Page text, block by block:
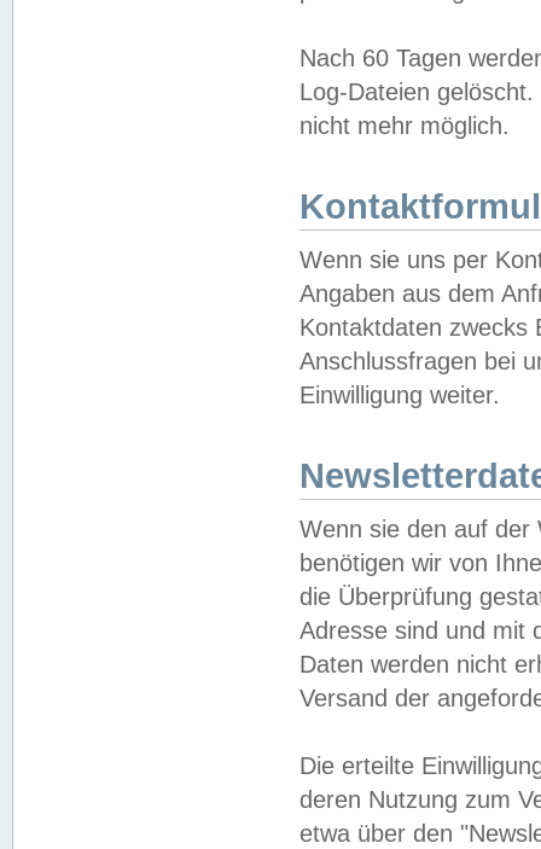
Nach 60 Tagen
Log-Dateien
nicht mehr möglich.
Wenn sie uns per
Angaben aus dem
Kontaktdaten zwecks
Anschlussfragen bei
Einwilligung weiter.
Wenn sie den auf der
benötigen wir von
die Überprüfung
Adresse sind und mit
Daten werden nicht
Versand der
Die erteilte
deren Nutzung zum
etwa über den